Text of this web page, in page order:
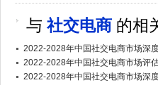
与 社交电商 的相
2022-2028年中国社交电商市场深
2022-2028年中国社交电商市场评
2022-2028年中国社交电商市场深